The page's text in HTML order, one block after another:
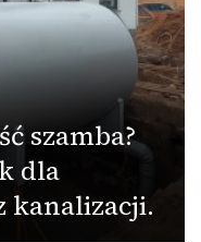
szamba?
dla
kanalizacji.